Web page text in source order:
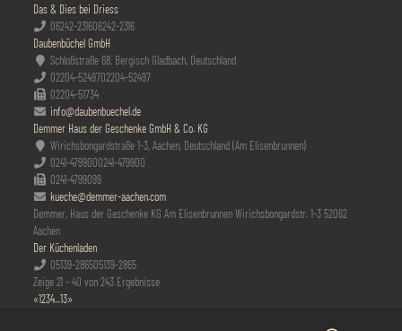
Das & Dies bei Driess
06242-231606242-2316
Daubenbüchel GmbH
Schloßstraße 68, Bergisch Gladbach, Deutschland
02204-5249702204-52497
02204-51734
info@daubenbuechel.de
Demmer Haus der Geschenke GmbH & Co. KG
Wirichsbongardstraße 1-3, Aachen, Deutschland (Am Elisenbrunnen)
0241-4799000241-479900
0241-4799099
kueche@demmer-aachen.com
Demmer, Haus der Geschenke KG Am Elisenbrunnen Wirichsbongardstr. 1-3 52062
Aachen
Der Küchenladen
05139-286505139-2865
Zeige 21 - 40 von 243 Ergebnisse
«1234...13»